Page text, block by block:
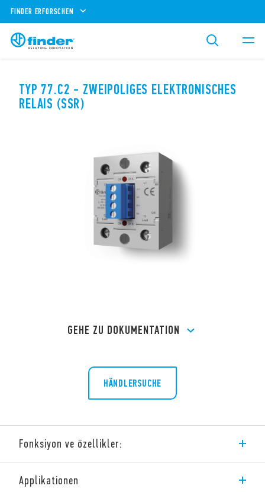
FINDER ERFORSCHEN
TYP 77.C2 - ZWEIPOLIGES ELEKTRONISCHES
RELAIS (SSR)
GEHE ZU DOKUMENTATION
HÄNDLERSUCHE
Fonksiyon ve özellikler:
Momentanwert-Schalter Ausgang: 50 A/600 V AC.
Applikationen